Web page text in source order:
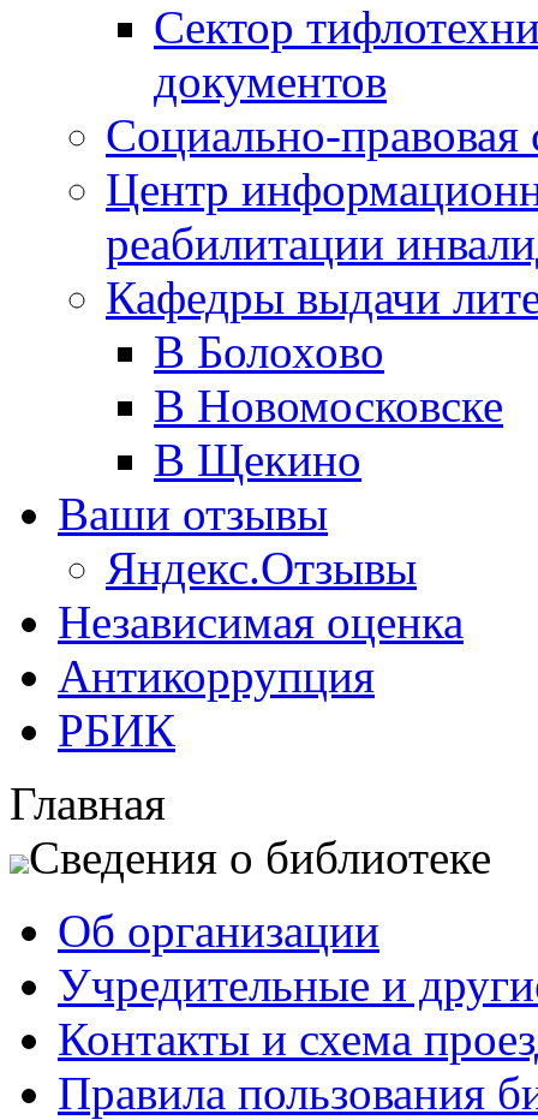
Сектор
документов
Социально-правовая
Центр
реабилитации
Кафедры выдачи
В Болохово
В Новомосковске
В Щекино
Ваши отзывы
Яндекс.Отзывы
Независимая оценка
Антикоррупция
РБИК
Главная
Сведения о библиотеке
Об организации
Учредительные и
Контакты и схема
Правила пользования